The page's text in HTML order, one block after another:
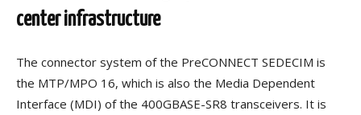
center infrastructure
The connector system of the PreCONNECT SEDECIM is
the MTP/MPO 16, which is also the Media Dependent
Interface (MDI) of the 400GBASE-SR8 transceivers. It is